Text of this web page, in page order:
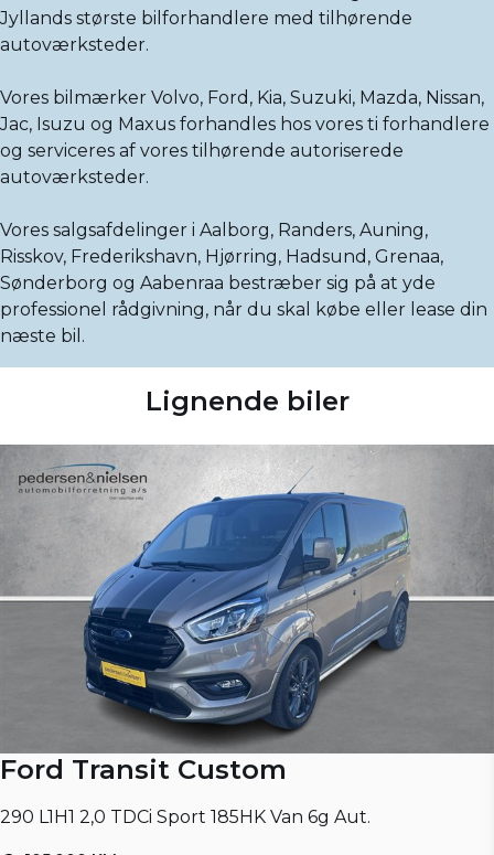
Jyllands største bilforhandlere med tilhørende
autoværksteder.
Vores bilmærker Volvo, Ford, Kia, Suzuki, Mazda, Nissan,
Jac, Isuzu og Maxus forhandles hos vores ti forhandlere
og serviceres af vores tilhørende autoriserede
autoværksteder.
Vores salgsafdelinger i Aalborg, Randers, Auning,
Risskov, Frederikshavn, Hjørring, Hadsund, Grenaa,
Sønderborg og Aabenraa bestræber sig på at yde
professionel rådgivning, når du skal købe eller lease din
næste bil.
Lignende biler
Ford Transit Custom
290 L1H1 2,0 TDCi Sport 185HK Van 6g Aut.